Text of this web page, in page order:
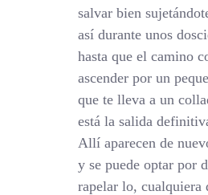
salvar bien
así durante unos
hasta que el camino
ascender por un
que te lleva a un
está la salida
Allí aparecen de
y se puede optar por
rapelar lo, cualquiera